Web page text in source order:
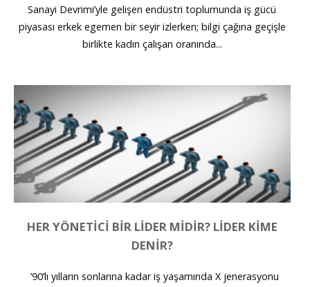
Sanayi Devrimi’yle gelişen endüstri toplumunda iş gücü
piyasası erkek egemen bir seyir izlerken; bilgi çağına geçişle
birlikte kadın çalışan oranında...
HER YÖNETICI BIR LIDER MIDIR? LIDER KIME
DENIR?
’90’lı yılların sonlarına kadar iş yaşamında X jenerasyonu